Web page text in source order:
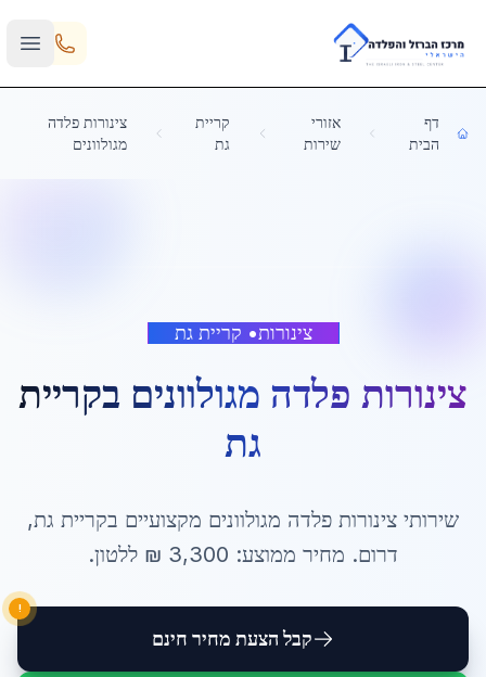
Skip to main content
דף
הבית
אזורי
שירות
קריית
גת
צינורות פלדה
מגולוונים
צינורות• קריית גת
צינורות פלדה מגולוונים בקריית
גת
שירותי צינורות פלדה מגולוונים מקצועיים בקריית גת,
דרום. מחיר ממוצע: 3,300 ₪ ללטון.
קבל הצעת מחיר חינם
!